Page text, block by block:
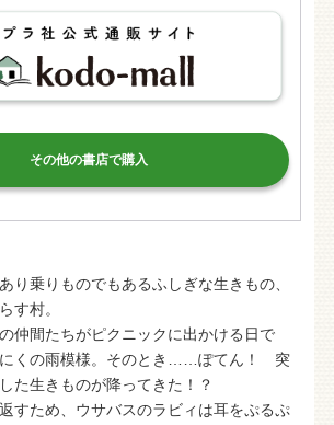
その他の書店で購入
り乗りものでもあるふしぎな生きもの、
す村。
仲間たちがピクニックに出かける日で
にくの雨模様。そのとき……ぽてん！ 突
た生きものが降ってきた！？
すため、ウサバスのラビィは耳をぷるぷ